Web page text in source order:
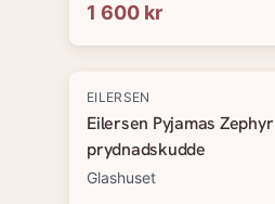
1 600 kr
EILERSEN
Eilersen Pyjamas Zephyr
prydnadskudde
Glashuset